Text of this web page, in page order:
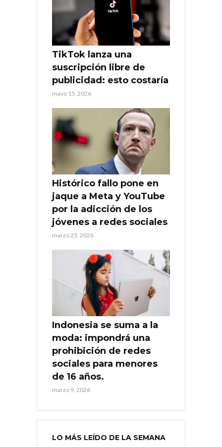
TikTok lanza una
suscripción libre de
publicidad: esto costaría
mayo 15, 2026
Histórico fallo pone en
jaque a Meta y YouTube
por la adicción de los
jóvenes a redes sociales
marzo 25, 2026
Indonesia se suma a la
moda: impondrá una
prohibición de redes
sociales para menores
de 16 años.
marzo 9, 2026
LO MÁS LEÍDO DE LA SEMANA